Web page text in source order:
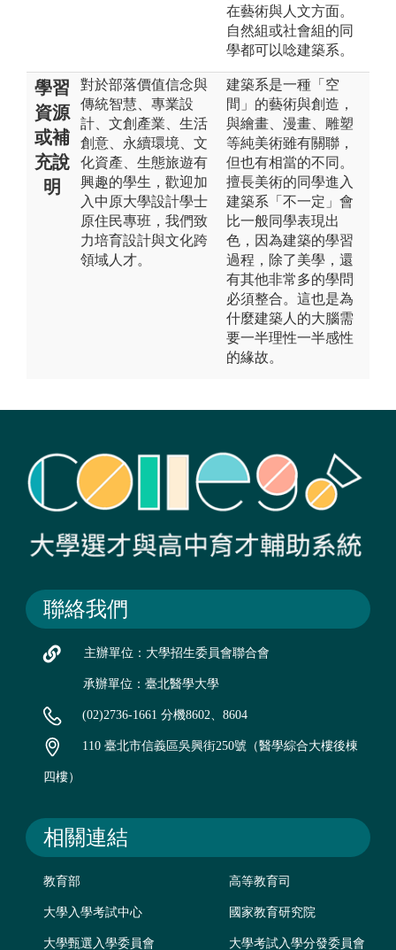
在藝術與人文方面。
自然組或社會組的同
學都可以唸建築系。
學習
資源
或補
充說
明
對於部落價值信念與
傳統智慧、專業設
計、文創產業、生活
創意、永續環境、文
化資產、生態旅遊有
興趣的學生，歡迎加
入中原大學設計學士
原住民專班，我們致
力培育設計與文化跨
領域人才。
建築系是一種「空
間」的藝術與創造，
與繪畫、漫畫、雕塑
等純美術雖有關聯，
但也有相當的不同。
擅長美術的同學進入
建築系「不一定」會
比一般同學表現出
色，因為建築的學習
過程，除了美學，還
有其他非常多的學問
必須整合。這也是為
什麼建築人的大腦需
要一半理性一半感性
的緣故。
聯絡我們
主辦單位：大學招生委員會聯合會
承辦單位：臺北醫學大學
(02)2736-1661 分機8602、8604
110 臺北市信義區吳興街250號（醫學綜合大樓後棟
四樓）
相關連結
教育部 高等教育司
大學入學考試中心 國家教育研究院
大學甄選入學委員會 大學考試入學分發委員會